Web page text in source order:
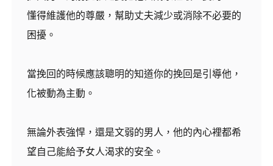
懂得維護他的尊嚴，幫助丈夫減少或消除不必要的
困擾。
當挽回的時候應該聰明的知道你的挽回是引導他，
化被動為主動。
無論外表強悍，還是文弱的男人，他的內心裡都希
望自己能給予女人渴求的安全。